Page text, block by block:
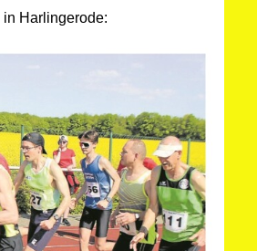
in Harlingerode: